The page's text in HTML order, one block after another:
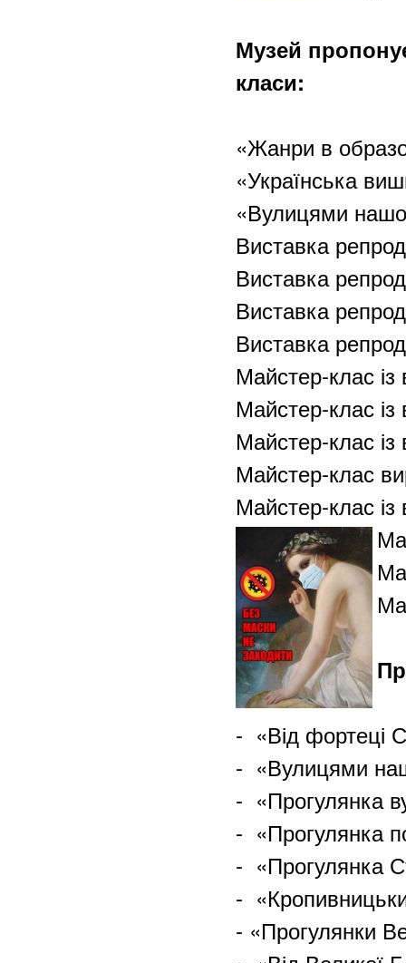
Музей
класи:
«Жанри в
«Українська
«Вулицями
Виставка
Виставка
Виставка
Виставка
Майстер-клас
Майстер-клас із
Майстер-клас із
Майстер-клас
Майстер-клас
- «Від фортеці
- «Вулицями
- «Прогулянка
- «Прогулянка
- «Прогулянка
-
- «Прогулянки